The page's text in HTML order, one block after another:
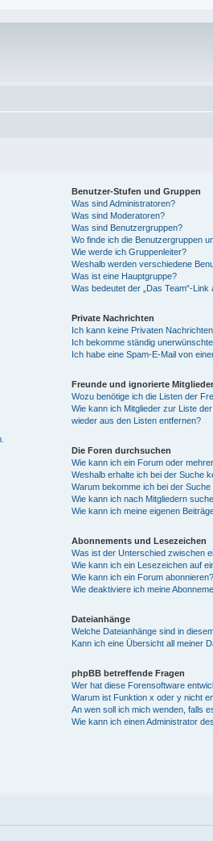
Benutzer-Stufen und Gruppen
Was sind Administratoren?
Was sind Moderatoren?
Was sind Benutzergruppen?
Wo finde ich die Benutzergruppen
Wie werde ich Gruppenleiter?
Weshalb werden verschiedene
Was ist eine Hauptgruppe?
Was bedeutet der „Das Team“-
Private Nachrichten
Ich kann keine Privaten
Ich bekomme ständig
Ich habe eine Spam-E-Mail von
Freunde und ignorierte Mitglieder
Wozu benötige ich die Listen der
Wie kann ich Mitglieder zur Liste
wieder aus den Listen entfernen?
Die Foren durchsuchen
Wie kann ich ein Forum oder
Weshalb erhalte ich bei der Suche
Warum bekomme ich bei der Suche
Wie kann ich nach Mitgliedern
Wie kann ich meine eigenen
Abonnements und Lesezeichen
Was ist der Unterschied zwischen
Wie kann ich ein Lesezeichen auf
Wie kann ich ein Forum abonnieren?
Wie deaktiviere ich meine
Dateianhänge
Welche Dateianhänge sind in
Kann ich eine Übersicht all meiner
phpBB betreffende Fragen
Wer hat diese Forensoftware
Warum ist Funktion x oder y nicht
An wen soll ich mich wenden, falls
Wie kann ich einen Administrator